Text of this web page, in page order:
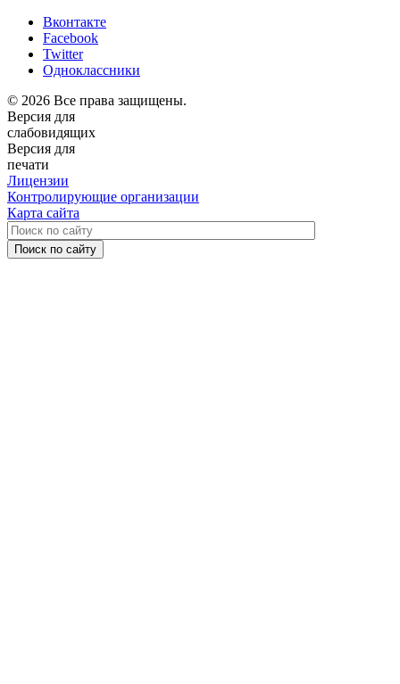
Вконтакте
Facebook
Twitter
Одноклассники
© 2026 Все права защищены.
Версия для
слабовидящих
Версия для
печати
Лицензии
Контролирующие организации
Карта сайта
Поиск по сайту